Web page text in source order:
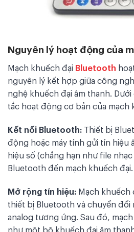
Nguyên lý hoạt động của
Mạch khuếch đại Bluetooth
nguyên lý kết hợp giữa công
nghệ khuếch đại âm thanh.
tắc hoạt động cơ bản của mạch
Kết nối Bluetooth: Thiết bị
động hoặc máy tính gửi tín hiệu
hiệu số (chẳng hạn như file
Bluetooth đến mạch khuếch đại.
Mở rộng tín hiệu: Mạch khuếch
thiết bị Bluetooth và chuyển đổi
analog tương ứng. Sau đó,
như một bộ khuếch đại âm